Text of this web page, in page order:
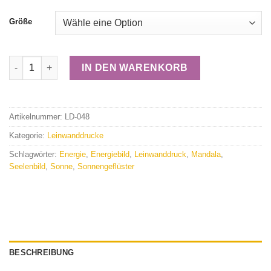
Größe
Mandala Leinwanddruck “Sonnengeflüster" Menge
IN DEN WARENKORB
Artikelnummer: LD-048
Kategorie: Leinwanddrucke
Schlagwörter: Energie Energiebild Leinwanddruck Mandala
Seelenbild Sonne Sonnengeflüster
BESCHREIBUNG